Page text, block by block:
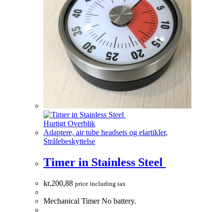
Hurtigt Overblik
Adaptere, air tube headsets og elartikler,
Strålebeskyttelse
Timer in Stainless Steel
kr.200,88 price including tax
Mechanical Timer No battery.